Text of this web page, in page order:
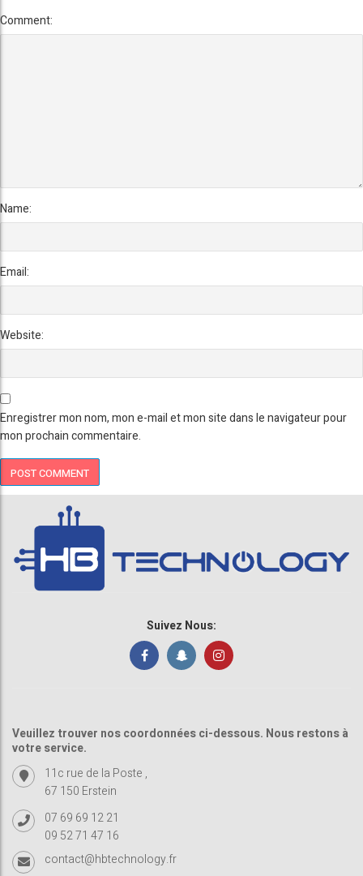
Comment:
Name:
Email:
Website:
Enregistrer mon nom, mon e-mail et mon site dans le navigateur pour
mon prochain commentaire.
Suivez Nous:
Veuillez trouver nos coordonnées ci-dessous. Nous restons à
votre service.
11c rue de la Poste ,
67 150 Erstein
07 69 69 12 21
09 52 71 47 16
contact@hbtechnology.fr